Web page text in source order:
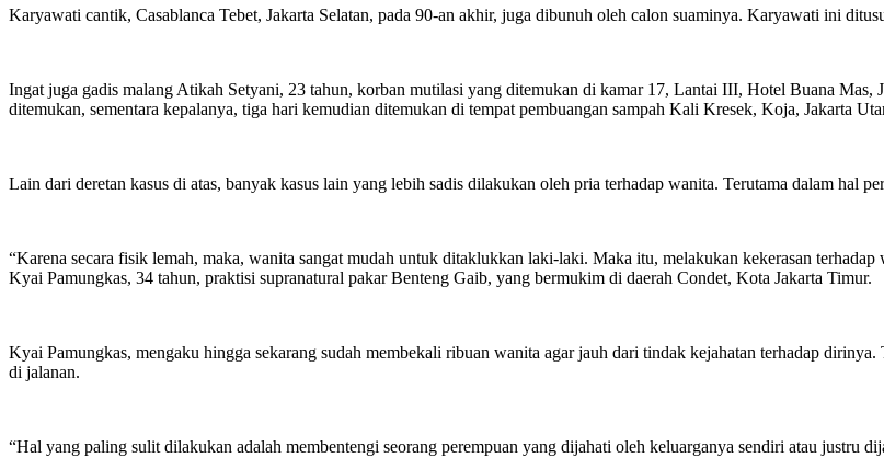
Karyawati cantik, Casablanca Tebet, Jakarta Selatan, pada 90-an akhir, juga dibunuh oleh calon suaminya. Karyawati ini
Ingat juga gadis malang Atikah Setyani, 23 tahun, korban mutilasi yang ditemukan di kamar 17, Lantai III, Hotel Buana
ditemukan, sementara kepalanya, tiga hari kemudian ditemukan di tempat pembuangan sampah Kali Kresek, Koja, Jakarta
Lain dari deretan kasus di atas, banyak kasus lain yang lebih sadis dilakukan oleh pria terhadap wanita. Terutama dalam hal
“Karena secara fisik lemah, maka, wanita sangat mudah untuk ditaklukkan laki-laki. Maka itu, melakukan kekerasan
Kyai Pamungkas, 34 tahun, praktisi supranatural pakar Benteng Gaib, yang bermukim di daerah Condet, Kota Jakarta Timur.
Kyai Pamungkas, mengaku hingga sekarang sudah membekali ribuan wanita agar jauh dari tindak kejahatan terhadap
di jalanan.
“Hal yang paling sulit dilakukan adalah membentengi seorang perempuan yang dijahati oleh keluarganya sendiri atau justru